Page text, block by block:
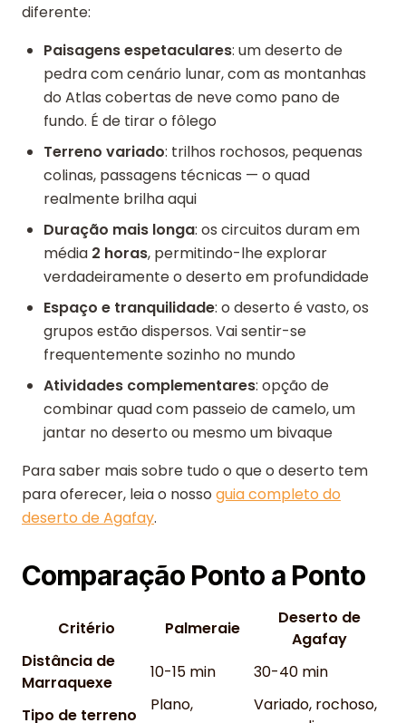
diferente:
Paisagens espetaculares: um deserto de
pedra com cenário lunar, com as montanhas
do Atlas cobertas de neve como pano de
fundo. É de tirar o fôlego
Terreno variado: trilhos rochosos, pequenas
colinas, passagens técnicas — o quad
realmente brilha aqui
Duração mais longa: os circuitos duram em
média 2 horas, permitindo-lhe explorar
verdadeiramente o deserto em profundidade
Espaço e tranquilidade: o deserto é vasto, os
grupos estão dispersos. Vai sentir-se
frequentemente sozinho no mundo
Atividades complementares: opção de
combinar quad com passeio de camelo, um
jantar no deserto ou mesmo um bivaque
Para saber mais sobre tudo o que o deserto tem
para oferecer, leia o nosso guia completo do
deserto de Agafay.
Comparação Ponto a Ponto
Critério Palmeraie
Deserto de
Agafay
Distância de
Marraquexe
10-15 min 30-40 min
Tipo de terreno
Plano,
Variado, rochoso,